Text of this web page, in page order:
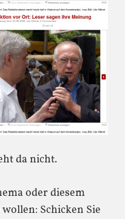
da nicht.
oder diesem
Schicken Sie